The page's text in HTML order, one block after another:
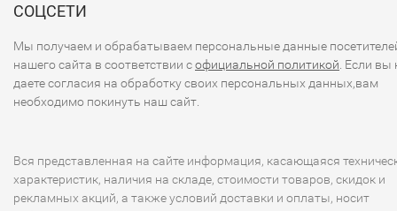
СОЦСЕТИ
Мы получаем и обрабатываем персональные данные
нашего сайта в соответствии софициальной политикой . Если вы
даете согласия на обработку своих персональных данных,вам
необходимо покинуть наш сайт.
Вся представленная на сайте информация, касающаяся
характеристик, наличия на складе, стоимости товаров, скидок и
рекламных акций, а также условий доставки и оплаты, носит